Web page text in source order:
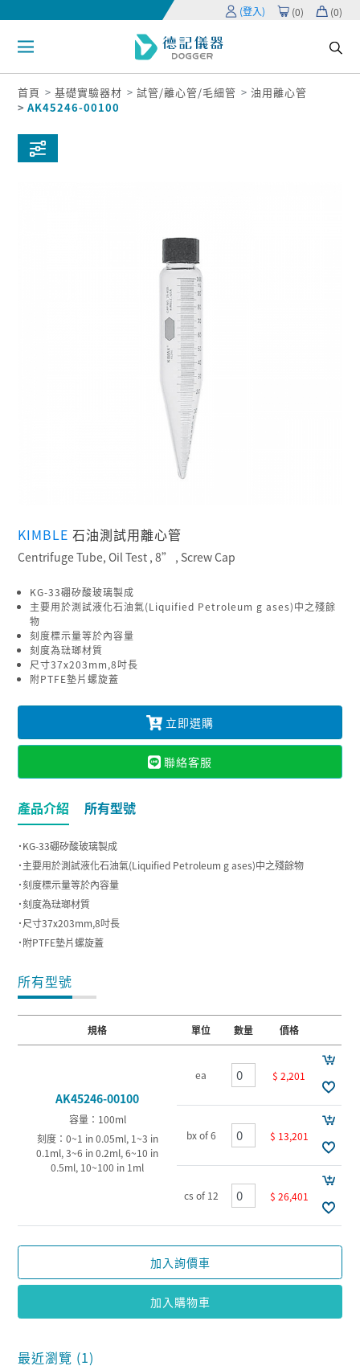
(登入) (0) (0)
首頁 基礎實驗器材 試管/離心管/毛細管
油用離心管
AK45246-00100
KIMBLE石油測試用離心管
Centrifuge Tube, Oil Test , 8” , Screw Cap
KG-33硼矽酸玻璃製成
主要用於測試液化石油氣(Liquified Petroleum g ases)中之殘餘
物
刻度標示量等於內容量
刻度為琺瑯材質
尺寸37x203mm,8吋長
附PTFE墊片螺旋蓋
立即選購
聯絡客服
產品介紹 所有型號
˙KG-33硼矽酸玻璃製成
˙主要用於測試液化石油氣(Liquified Petroleum g ases)中之殘餘物
˙刻度標示量等於內容量
˙刻度為琺瑯材質
˙尺寸37x203mm,8吋長
˙附PTFE墊片螺旋蓋
所有型號
規格 單位 數量 價格
AK45246-00100
容量：100ml
刻度：0~1 in 0.05ml, 1~3 in
0.1ml, 3~6 in 0.2ml, 6~10 in
0.5ml, 10~100 in 1ml
ea $ 2,201
bx of 6 $ 13,201
cs of 12 $ 26,401
加入詢價車
加入購物車
最近瀏覽 (1)